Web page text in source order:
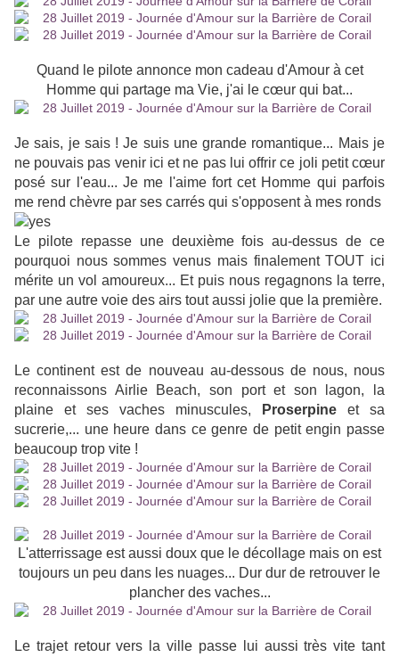
Quand le pilote annonce mon cadeau d'Amour à cet
Homme qui partage ma Vie, j'ai le cœur qui bat...
Je sais, je sais ! Je suis une grande romantique... Mais je
ne pouvais pas venir ici et ne pas lui offrir ce joli petit cœur
posé sur l'eau... Je me l'aime fort cet Homme qui parfois
me rend chèvre par ses carrés qui s'opposent à mes ronds
Le pilote repasse une deuxième fois au-dessus de ce
pourquoi nous sommes venus mais finalement TOUT ici
mérite un vol amoureux... Et puis nous regagnons la terre,
par une autre voie des airs tout aussi jolie que la première.
Le continent est de nouveau au-dessous de nous, nous
reconnaissons Airlie Beach, son port et son lagon, la
plaine et ses vaches minuscules,
Proserpine et sa
sucrerie,... une heure dans ce genre de petit engin passe
beaucoup trop vite !
L'atterrissage est aussi doux que le décollage mais on est
toujours un peu dans les nuages... Dur dur de retrouver le
plancher des vaches...
Le trajet retour vers la ville passe lui aussi très vite tant